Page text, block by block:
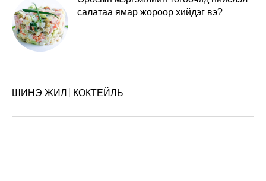
салатаа ямар жороор хийдэг вэ?
ШИНЭ ЖИЛ КОКТЕЙЛЬ